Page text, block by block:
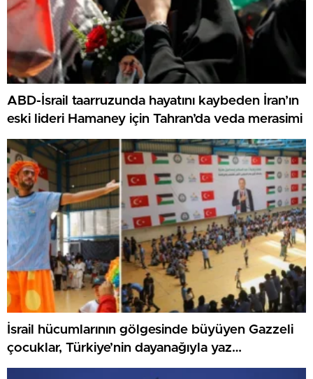
ABD-İsrail taarruzunda hayatını kaybeden İran’ın
eski lideri Hamaney için Tahran’da veda merasimi
İsrail hücumlarının gölgesinde büyüyen Gazzeli
çocuklar, Türkiye’nin dayanağıyla yaz
kamplarında umut buluyor